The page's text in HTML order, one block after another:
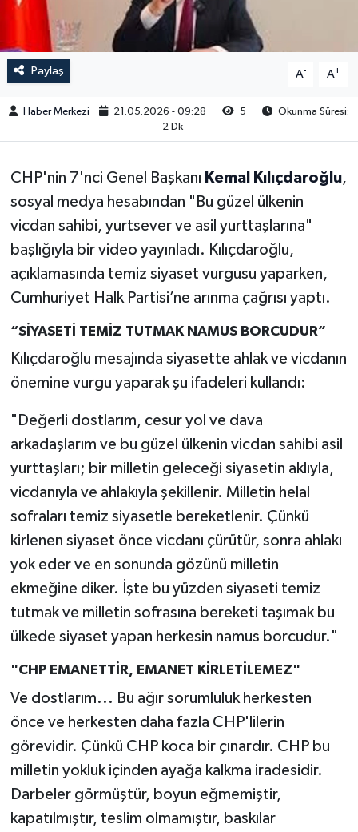
Paylaş A- A+
Haber Merkezi 21.05.2026 - 09:28 5
Okunma Süresi:
2 Dk
CHP'nin 7'nci Genel Başkanı Kemal Kılıçdaroğlu,
sosyal medya hesabından "Bu güzel ülkenin
vicdan sahibi, yurtsever ve asil yurttaşlarına"
başlığıyla bir video yayınladı. Kılıçdaroğlu,
açıklamasında temiz siyaset vurgusu yaparken,
Cumhuriyet Halk Partisi’ne arınma çağrısı yaptı.
“SİYASETİ TEMİZ TUTMAK NAMUS BORCUDUR”
Kılıçdaroğlu mesajında siyasette ahlak ve vicdanın
önemine vurgu yaparak şu ifadeleri kullandı:
"Değerli dostlarım, cesur yol ve dava
arkadaşlarım ve bu güzel ülkenin vicdan sahibi asil
yurttaşları; bir milletin geleceği siyasetin aklıyla,
vicdanıyla ve ahlakıyla şekillenir. Milletin helal
sofraları temiz siyasetle bereketlenir. Çünkü
kirlenen siyaset önce vicdanı çürütür, sonra ahlakı
yok eder ve en sonunda gözünü milletin
ekmeğine diker. İşte bu yüzden siyaseti temiz
tutmak ve milletin sofrasına bereketi taşımak bu
ülkede siyaset yapan herkesin namus borcudur."
"CHP EMANETTİR, EMANET KİRLETİLEMEZ"
Ve dostlarım... Bu ağır sorumluluk herkesten
önce ve herkesten daha fazla CHP'lilerin
görevidir. Çünkü CHP koca bir çınardır. CHP bu
milletin yokluk içinden ayağa kalkma iradesidir.
Darbeler görmüştür, boyun eğmemiştir,
kapatılmıştır, teslim olmamıştır, baskılar